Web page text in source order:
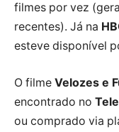
filmes por vez
recentes). Já na
esteve disponível
O filme Velozes e
encontrado no
ou comprado via